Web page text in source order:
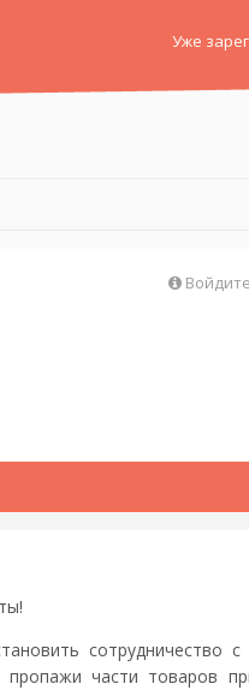
Уже
сотрудничество с
части товаров